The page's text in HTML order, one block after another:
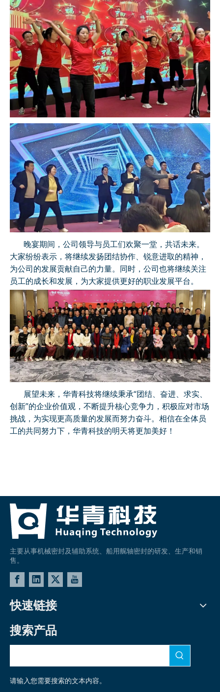
晚宴期间，公司领导与员工们欢聚一堂，共话未来。
大家纷纷表示，将继续发扬团结协作、锐意进取的精神，
为公司的发展贡献自己的力量。同时，公司也将继续关注
员工的成长和发展，为大家提供更好的职业发展平台。
展望未来，华青科技将继续秉承“团结、奋进、求实、
创新”的企业价值观，不断提升核心竞争力，积极应对市场
挑战，为实现更高质量的发展而努力奋斗。相信在全体员
工的共同努力下，华青科技的明天将更加美好！
主要从事机械密封及辅助系统、船用艉轴密封的研发、生产和销
售。
快速链接
搜索产品
请输入您需要搜索的文本内容。